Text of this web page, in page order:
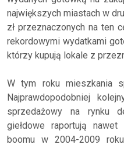
największych miastach w
zł przeznaczonych na ten
rekordowymi wydatkami
którzy kupują lokale z
W tym roku mieszkania
Najprawdopodobniej
sprzedażowy na rynku
giełdowe raportują
boomu w 2004-2009